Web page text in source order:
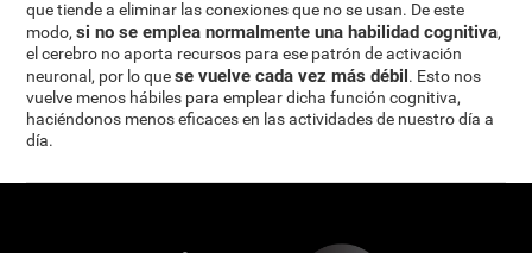
que tiende a eliminar las conexiones que no se usan. De este
modo,si no se emplea normalmente una habilidad cognitiva,
el cerebro no aporta recursos para ese patrón de activación
neuronal, por lo quese vuelve cada vez más débil. Esto nos
vuelve menos hábiles para emplear dicha función cognitiva,
haciéndonos menos eficaces en las actividades de nuestro día a
día.